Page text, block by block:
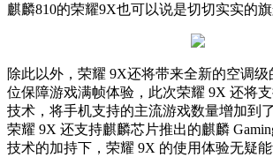
麒麟810的荣耀9X也可以说是切切实实的旗
除此以外，荣耀 9X还将带来全新的空调
位保障游戏满帧体验，此次荣耀 9X 还将支
技术，将手机支持的主流游戏数量增加到
荣耀 9X 还支持麒麟芯片推出的麒麟
技术的加持下，荣耀 9X 的使用体验无疑能